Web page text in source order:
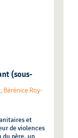
(sous-
; Bérénice Roy-
et
de violences
du père, un